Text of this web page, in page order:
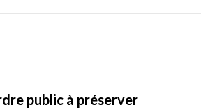
public à préserver